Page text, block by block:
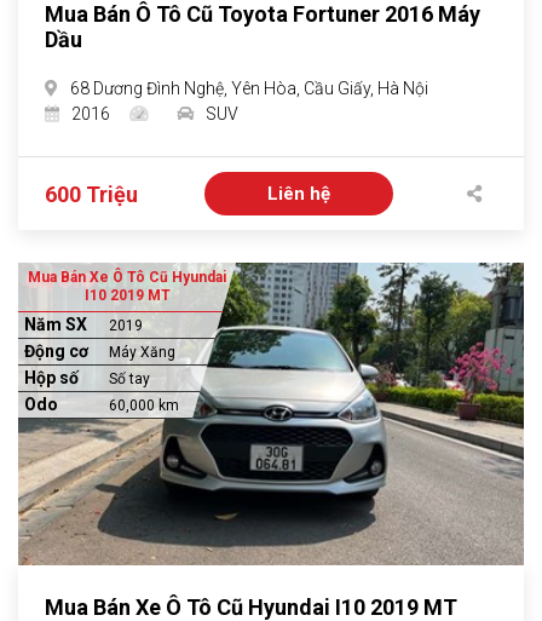
Mua Bán Ô Tô Cũ Toyota Fortuner 2016 Máy
Dầu
68 Dương Đình Nghệ, Yên Hòa, Cầu Giấy, Hà Nội
2016
SUV
600 Triệu Liên hệ
Mua Bán Xe Ô Tô Cũ Hyundai
I10 2019 MT
Năm SX 2019
Động cơ Máy Xăng
Hộp số Số tay
Odo 60,000 km
Mua Bán Xe Ô Tô Cũ Hyundai I10 2019 MT